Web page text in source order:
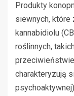
Produkty
siewnych, które
kannabidiolu
roślinnych,
charakteryzują